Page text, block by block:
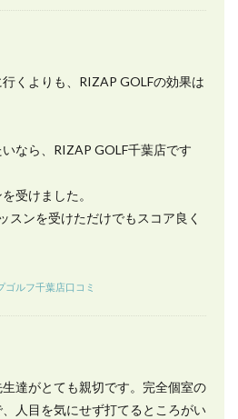
くよりも、RIZAP GOLFの効果は
なら、RIZAP GOLF千葉店です
受けました。
ンを受けただけでもスコア良く
ゴルフ千葉店口コミ
達がとても親切です。完全個室の
人目を気にせず打てるところがい